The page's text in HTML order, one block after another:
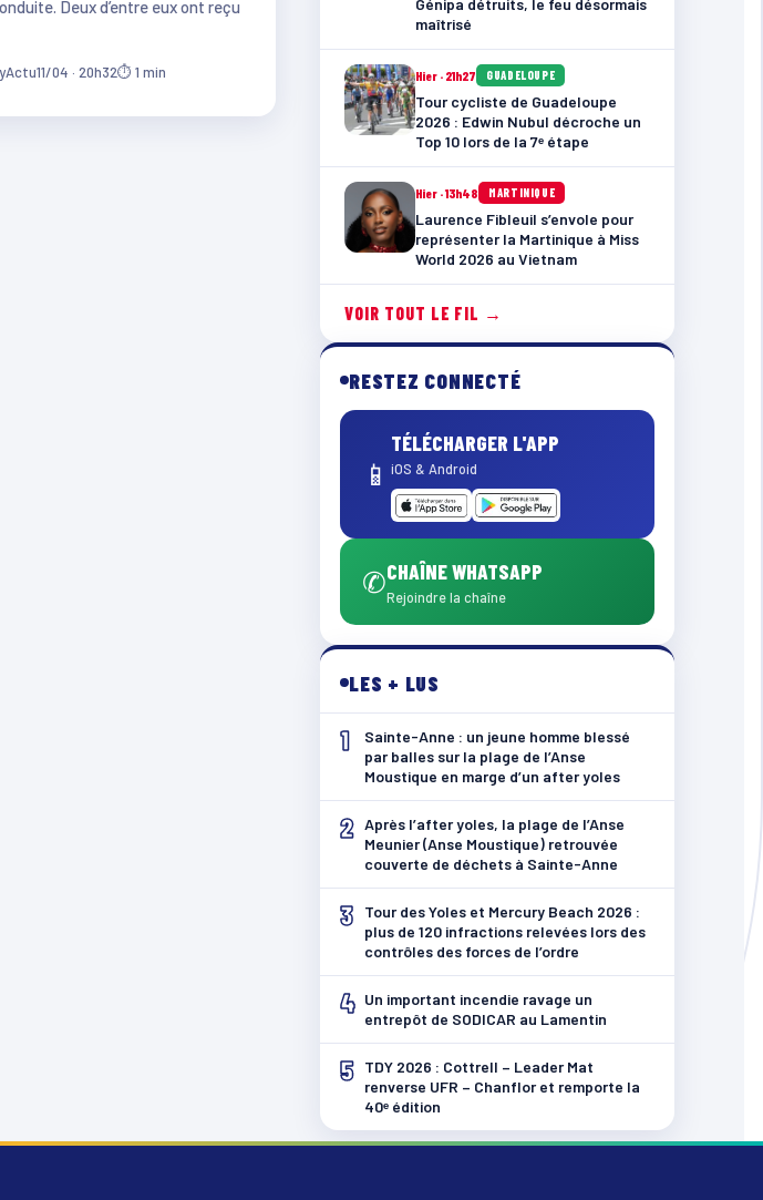
Deux d’entre eux ont reçu
11/04 · 20h32⏱ 1 min
maîtrisé
Hier · 21h27 GUADELOUPE
Tour cycliste de Guadeloupe
2026 : Edwin Nubul décroche un
Top 10 lors de la 7ᵉ étape
Hier · 13h48 MARTINIQUE
Laurence Fibleuil s’envole pour
représenter la Martinique à Miss
World 2026 au Vietnam
VOIR TOUT LE FIL →
RESTEZ CONNECTÉ
📱
TÉLÉCHARGER L'APP
iOS & Android
✆CHAÎNE WHATSAPP
Rejoindre la chaîne
LES + LUS
1
Sainte-Anne : un jeune homme blessé
par balles sur la plage de l’Anse
Moustique en marge d’un after yoles
2 Après l’after yoles, la plage de l’Anse
Meunier (Anse Moustique) retrouvée
couverte de déchets à Sainte-Anne
3
Tour des Yoles et Mercury Beach 2026 :
plus de 120 infractions relevées lors des
contrôles des forces de l’ordre
4 Un important incendie ravage un
entrepôt de SODICAR au Lamentin
5
TDY 2026 : Cottrell – Leader Mat
renverse UFR – Chanflor et remporte la
40ᵉ édition